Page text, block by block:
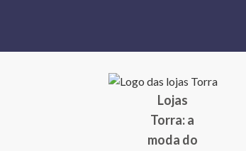
Lojas
Torra: a
moda do